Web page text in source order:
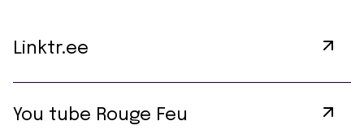
Linktr.ee
You tube Rouge Feu